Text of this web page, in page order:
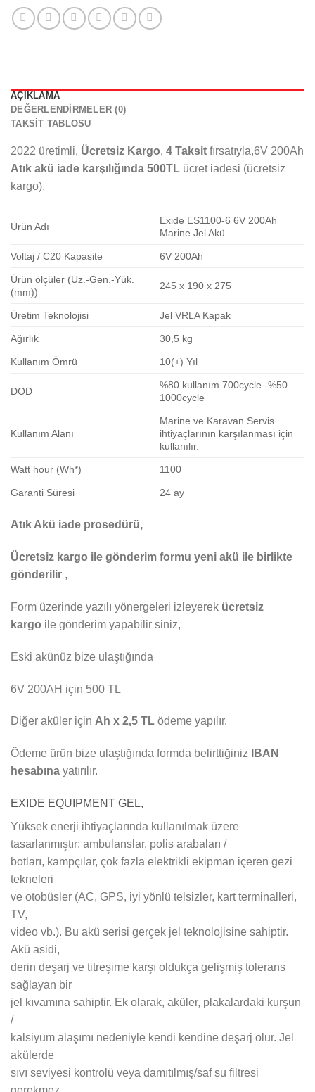
AÇIKLAMA
DEĞERLENDIRMELER (0)
TAKSIT TABLOSU
2022 üretimli, Ücretsiz Kargo, 4 Taksit fırsatıyla,6V 200Ah
Atık akü iade karşılığında 500TL ücret iadesi (ücretsiz
kargo).
Ürün Adı
Exide ES1100-6 6V 200Ah
Marine Jel Akü
Voltaj / C20 Kapasite 6V 200Ah
Ürün ölçüler (Uz.-Gen.-Yük.
(mm))
245 x 190 x 275
Üretim Teknolojisi Jel VRLA Kapak
Ağırlık 30,5 kg
Kullanım Ömrü 10(+) Yıl
DOD
%80 kullanım 700cycle -%50
1000cycle
Kullanım Alanı
Marine ve Karavan Servis
ihtiyaçlarının karşılanması için
kullanılır.
Watt hour (Wh*) 1100
Garanti Süresi 24 ay
Atık Akü iade prosedürü,
Ücretsiz kargo ile gönderim formu yeni akü ile birlikte
gönderilir ,
Form üzerinde yazılı yönergeleri izleyerek ücretsiz
kargo ile gönderim yapabilir siniz,
Eski akünüz bize ulaştığında
6V 200AH için 500 TL
Diğer aküler için Ah x 2,5 TL ödeme yapılır.
Ödeme ürün bize ulaştığında formda belirttiğiniz
IBAN
hesabına yatırılır.
EXIDE EQUIPMENT GEL,
Yüksek enerji ihtiyaçlarında kullanılmak üzere
tasarlanmıştır: ambulanslar, polis arabaları /
botları, kampçılar, çok fazla elektrikli ekipman içeren gezi
tekneleri
ve otobüsler (AC, GPS, iyi yönlü telsizler, kart terminalleri,
TV,
video vb.). Bu akü serisi gerçek jel teknolojisine sahiptir.
Akü asidi,
derin deşarj ve titreşime karşı oldukça gelişmiş tolerans
sağlayan bir
jel kıvamına sahiptir. Ek olarak, aküler, plakalardaki kurşun
/
kalsiyum alaşımı nedeniyle kendi kendine deşarj olur. Jel
akülerde
sıvı seviyesi kontrolü veya damıtılmış/saf su filtresi